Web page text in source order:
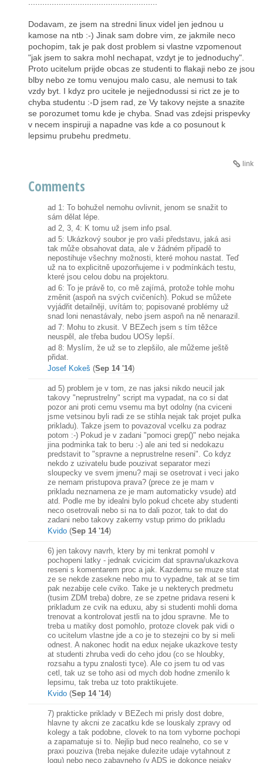
Dodavam, ze jsem na stredni linux videl jen jednou u
kamose na ntb :-) Jinak sam dobre vim, ze jakmile neco
pochopim, tak je pak dost problem si vlastne vzpomenout
"jak jsem to sakra mohl nechapat, vzdyt je to jednoduchy".
Proto ucitelum prijde obcas ze studenti to flakaji nebo ze jsou
blby nebo ze tomu venujou malo casu, ale nemusi to tak
vzdy byt. I kdyz pro ucitele je nejjednodussi si rict ze je to
chyba studentu :-D jsem rad, ze Vy takovy nejste a snazite
se porozumet tomu kde je chyba. Snad vas zdejsi prispevky
v necem inspiruji a napadne vas kde a co posunout k
lepsimu prubehu predmetu.
link
Comments
ad 1: To bohužel nemohu ovlivnit, jenom se snažit to
sám dělat lépe.
ad 2, 3, 4: K tomu už jsem info psal.
ad 5: Ukázkový soubor je pro vaši představu, jaká asi
tak může obsahovat data, ale v žádném případě to
nepostihuje všechny možnosti, které mohou nastat. Teď
už na to explicitně upozorňujeme i v podmínkách testu,
které jsou celou dobu na projektoru.
ad 6: To je právě to, co mě zajímá, protože tohle mohu
změnit (aspoň na svých cvičeních). Pokud se můžete
vyjádřit detailněji, uvítám to; popisované problémy už
snad loni nenastávaly, nebo jsem aspoň na ně nenarazil.
ad 7: Mohu to zkusit. V BEZech jsem s tím těžce
neuspěl, ale třeba budou UOSy lepší.
ad 8: Myslím, že už se to zlepšilo, ale můžeme ještě
přidat.
Josef Kokeš (Sep 14 '14)
ad 5) problem je v tom, ze nas jaksi nikdo neucil jak
takovy "neprustrelny" script ma vypadat, na co si dat
pozor ani proti cemu vsemu ma byt odolny (na cviceni
jsme vetsinou byli radi ze se stihla nejak tak projet pulka
prikladu). Takze jsem to povazoval vcelku za podraz
potom :-) Pokud je v zadani "pomoci grep()" nebo nejaka
jina podminka tak to beru :-) ale ani ted si nedokazu
predstavit to "spravne a neprustrelne reseni". Co kdyz
nekdo z uzivatelu bude pouzivat separator mezi
sloupecky ve svem jmenu? maji se osetrovat i veci jako
ze nemam pristupova prava? (prece ze je mam v
prikladu neznamena ze je mam automaticky vsude) atd
atd. Podle me by idealni bylo pokud chcete aby studenti
neco osetrovali nebo si na to dali pozor, tak to dat do
zadani nebo takovy zakerny vstup primo do prikladu
Kvido (Sep 14 '14)
6) jen takovy navrh, ktery by mi tenkrat pomohl v
pochopeni latky - jednak cvicicim dat spravna/ukazkova
reseni s komentarem proc a jak. Kazdemu se muze stat
ze se nekde zasekne nebo mu to vypadne, tak at se tim
pak nezabije cele cviko. Take je u nekterych predmetu
(tusim ZDM treba) dobre, ze se zpetne pridava reseni k
prikladum ze cvik na eduxu, aby si studenti mohli doma
trenovat a kontrolovat jestli na to jdou spravne. Me to
treba u matiky dost pomohlo, protoze clovek pak vidi o
co ucitelum vlastne jde a co je to stezejni co by si meli
odnest. A nakonec hodit na edux nejake ukazkove testy
at studenti zhruba vedi do ceho jdou (co se hloubky,
rozsahu a typu znalosti tyce). Ale co jsem tu od vas
cetl, tak uz se toho asi od mych dob hodne zmenilo k
lepsimu, tak treba uz toto praktikujete.
Kvido (Sep 14 '14)
7) prakticke priklady v BEZech mi prisly dost dobre,
hlavne ty akcni ze zacatku kde se louskaly zpravy od
kolegy a tak podobne, clovek to na tom vyborne pochopi
a zapamatuje si to. Nejlip bud neco realneho, co se v
praxi pouziva (treba nejake dulezite udaje vytahnout z
logu) nebo neco zabavneho (v ADS je dokonce nejaky